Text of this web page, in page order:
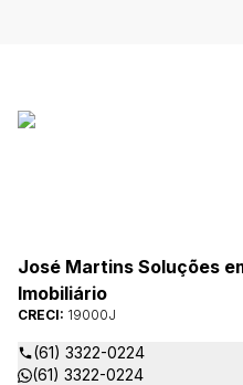
José Martins Soluções
Imobiliário
CRECI: 19000J
(61) 3322-0224
(61) 3322-0224